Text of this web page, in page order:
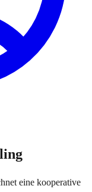
eine kooperative